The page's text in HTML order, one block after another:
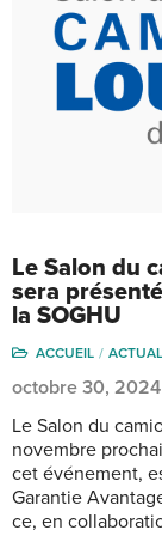
Le Salon du
sera
la SOGHU
ACCUEIL
octobre 30, 2024
Le Salon du
novembre
cet événement,
Garantie
ce, en